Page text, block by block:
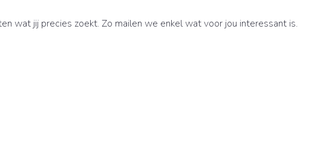
wat jij precies zoekt. Zo mailen we enkel wat voor jou interessant is.